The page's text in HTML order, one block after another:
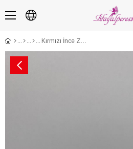
Kırmızı İnce Zarif Vera Gelin Kına Tacı Ve Damla Mekikli Küpe